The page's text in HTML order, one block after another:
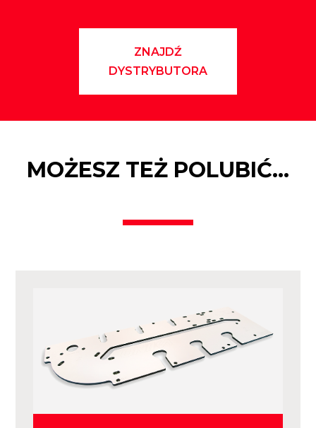
ZNAJDŹ
DYSTRYBUTORA
MOŻESZ TEŻ POLUBIĆ…